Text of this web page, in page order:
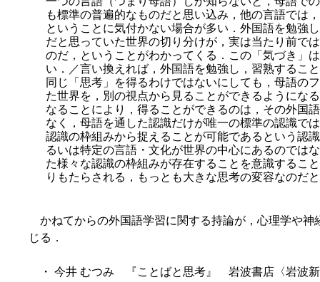
も標準の普遍的なものだと思い込み，他の言語では
ということに気付かない場合が多い．外国語を勉強
だと思っていた世界の切り分けが，実は当たり前で
のだ，ということがわかってくる．この「気づき」
い．／言い換えれば，外国語を勉強し，習熟するこ
同じ「思考」を得るわけではないにしても，母語の
た世界を，別の視点から見ることができるようにな
なることにより，得ることができるのは，その外国
なく，母語を通した認識だけが唯一の標準の認識で
認識の枠組みから捉えることが可能であるという認
るいは特定の言語・文化が世界の中心にあるのでは
た様々な認識の枠組みが存在することを意識するこ
りもたらされる，もっとも大きな思考の変容なのだ
かねてからの外国語学習に関する持論が，心理学や神
じる．
・ 今井 むつみ 『ことばと思考』 岩波書店〈岩波新